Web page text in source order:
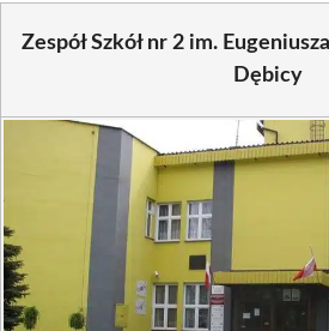
Zespół Szkół nr 2 im.
Dębicy